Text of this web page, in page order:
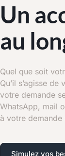
Un
au
Quel que soit
Qu’il s’agisse
votre demande
WhatsApp, mail
à votre demande
Simulez vos